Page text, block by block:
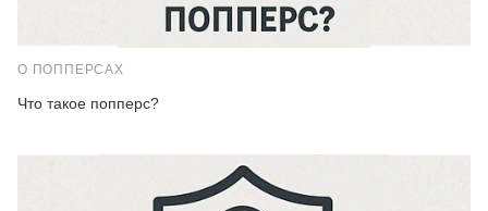
О ПОППЕРСАХ
Что такое попперс?